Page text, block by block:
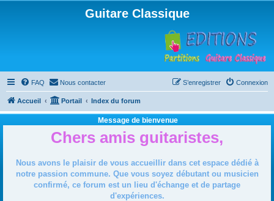
Guitare Classique
FAQ Nous contacter Connexion
S’enregistrer
Accueil Portail Index du forum
Message de bienvenue
Chers amis guitaristes,
Nous avons le plaisir de vous accueillir dans cet espace dédié à
notre passion commune. Que vous soyez débutant ou musicien
confirmé, ce forum est un lieu d'échange et de partage
d'expériences.